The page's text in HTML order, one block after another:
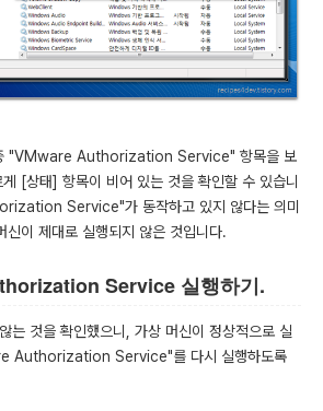
"VMware Authorization Service" 항목을 보
[상태] 항목이 비어 있는 것을 확인할 수 있습니
Service"가 동작하고 있지 않다는 의미
신이 제대로 실행되지 않은 것입니다.
Service 실행하기.
는 것을 확인했으니, 가상 머신이 정상적으로 실
Authorization Service"를 다시 실행하도록